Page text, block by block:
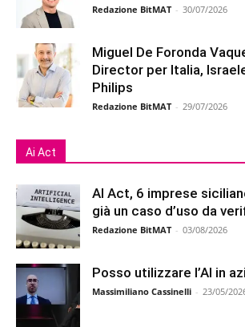
Redazione BitMAT - 30/07/2026
Miguel De Foronda
Director per Italia,
Philips
Redazione BitMAT - 29/07/2026
Ai Act
AI Act, 6 imprese
già un caso d’uso da
Redazione BitMAT - 03/08/2026
Posso utilizzare l’AI in
Massimiliano Cassinelli - 23/05/